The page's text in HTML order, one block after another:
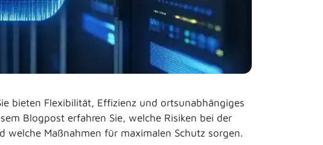
bieten Flexibilität, Effizienz und ortsunabhängiges
Blogpost erfahren Sie, welche Risiken bei der
Maßnahmen für maximalen Schutz sorgen.